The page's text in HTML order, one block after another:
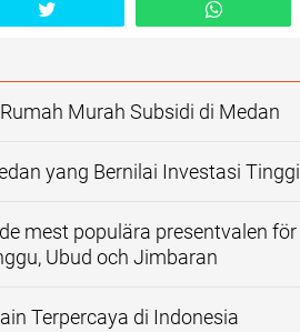
Murah Subsidi di Medan
yang Bernilai Investasi Tinggi
mest populära presentvalen för
Ubud och Jimbaran
Terpercaya di Indonesia